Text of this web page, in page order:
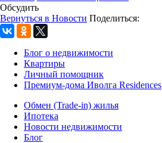
Обсудить
Вернуться в Новости Поделиться:
Блог о недвижимости
Квартиры
Личный помощник
Премиум-дома Иволга Residences
Обмен (Trade-in) жилья
Ипотека
Новости недвижимости
Блог